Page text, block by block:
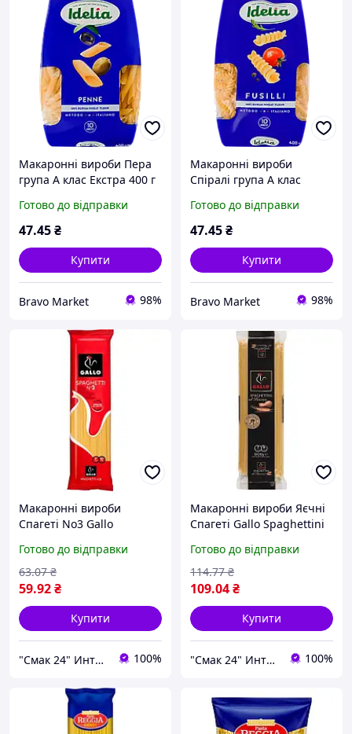
Макаронні вироби Пера
група А клас Екстра 400 г
Готово до відправки
47.45₴
Купити
Bravo Market 98%
Макаронні вироби
Спіралі група А клас
Готово до відправки
47.45₴
Купити
Bravo Market 98%
Макаронні вироби
Спагеті No3 Gallo
Іспанія
Готово до відправки
59.92₴
63.07 ₴
Купити
"Смак 24" Интернет-магазин 100%
Макаронні вироби Яєчні
Спагеті Gallo Spaghettini
Готово до відправки
109.04₴
114.77 ₴
Купити
"Смак 24" Интернет-магазин 100%